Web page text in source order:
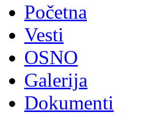
Početna
Vesti
OSNO
Galerija
Dokumenti